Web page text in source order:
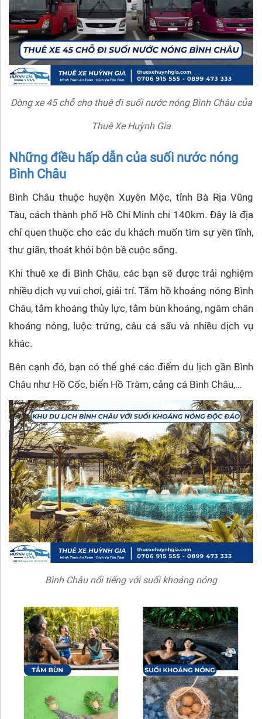
Dòng xe 45 chỗ cho thuê đi suối nước nóng Bình Châu của
Thuê Xe Huỳnh Gia
Những điều hấp dẫn của suối nước nóng
Bình Châu
Bình Châu thuộc huyện Xuyên Mộc, tỉnh Bà Rịa Vũng
Tàu, cách thành phố Hồ Chí Minh chỉ 140km. Đây là địa
chỉ quen thuộc cho các du khách muốn tìm sự yên tĩnh,
thư giãn, thoát khỏi bộn bề cuộc sống.
Khi thuê xe đi Bình Châu, các bạn sẽ được trải nghiệm
nhiều dịch vụ vui chơi, giải trí. Tắm hồ khoáng nóng Bình
Châu, tắm khoáng thủy lực, tắm bùn khoáng, ngâm chân
khoáng nóng, luộc trứng, câu cá sấu và nhiều dịch vụ
khác.
Bên cạnh đó, bạn có thể ghé các điểm du lịch gần Bình
Châu như Hồ Cốc, biển Hồ Tràm, cảng cá Bình Châu,…
Bình Châu nổi tiếng với suối khoáng nóng